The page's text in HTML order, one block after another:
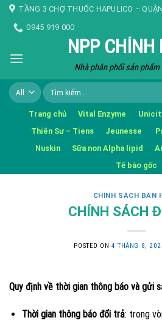
Skip TẦNG 3 CHỢ THUỐC HAPULICO –
0945 919 000
NPP CHÍNH
Nhà phân phối sản
Tìm
kiếm:
Trang chủ Vital Enzyme
Thiên Sư – Tiens
Jeunesse
Nuskin
Sữa non Alpha lipid
Tế bào gốc
CHÍNH SÁCH BÁN
CHÍNH SÁCH
POSTED ON4 THÁNG 8,
Quy định về thời gian thông báo và gửi
Thời gian thông báo đổi trả: trong